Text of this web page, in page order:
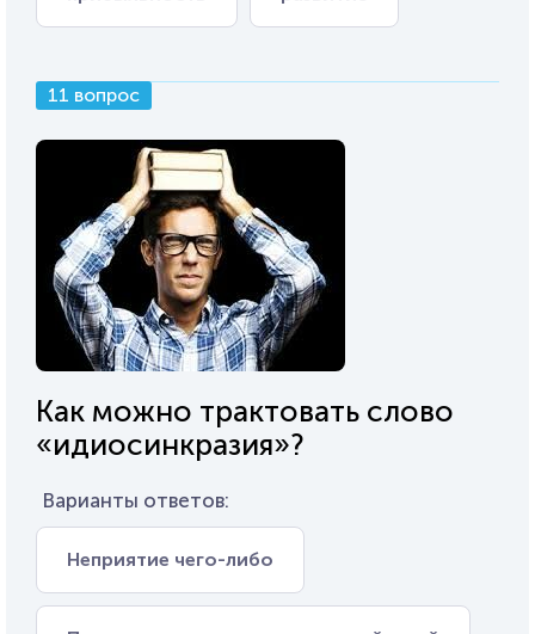
11 вопрос
Как можно трактовать слово
«идиосинкразия»?
Варианты ответов:
Неприятие чего-либо